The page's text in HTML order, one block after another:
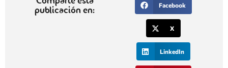
publicación en: Facebook
X
LinkedIn